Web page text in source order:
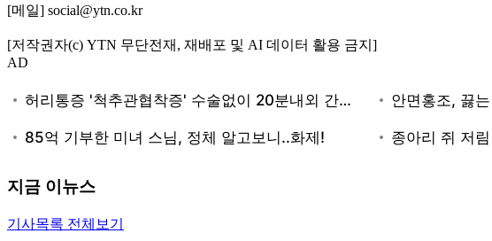
[메일] social@ytn.co.kr
[저작권자(c) YTN 무단전재, 재배포 및 AI 데이터 활용 금지]
AD
지금 이뉴스
기사목록 전체보기